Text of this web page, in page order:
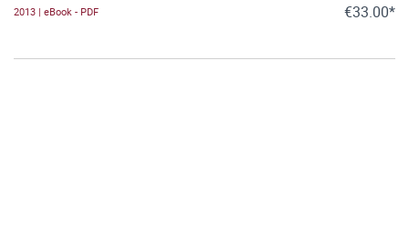
2013 | eBook - PDF €33.00*